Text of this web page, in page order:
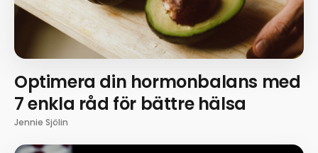
Optimera din hormonbalans med
7 enkla råd för bättre hälsa
Jennie Sjölin